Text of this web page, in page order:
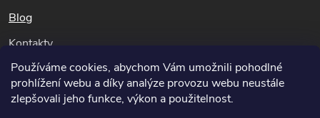
Používáme cookies, abychom Vám umožnili pohodlné
prohlížení webu a díky analýze provozu webu neustále
zlepšovali jeho funkce, výkon a použitelnost.
c
í
p
r
Blog
Kontakty
Dotazy k objednávkám
info@hubeni-skudcu.cz